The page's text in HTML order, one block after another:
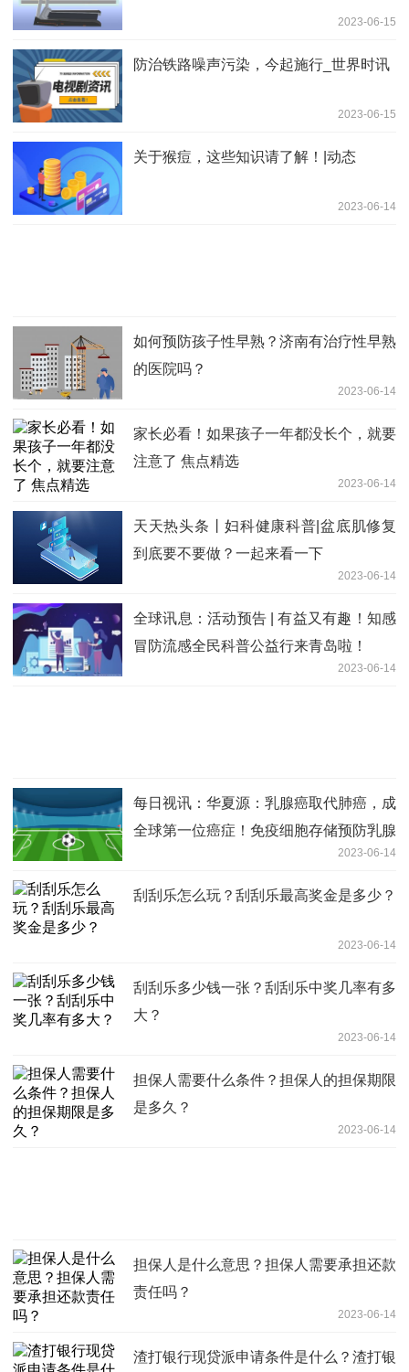
2023-06-15
防治铁路噪声污染，今起施行_世界时讯
2023-06-15
关于猴痘，这些知识请了解！|动态
2023-06-14
如何预防孩子性早熟？济南有治疗性早熟
的医院吗？
2023-06-14
家长必看！如果孩子一年都没长个，就要
注意了 焦点精选
2023-06-14
天天热头条丨妇科健康科普|盆底肌修复
到底要不要做？一起来看一下
2023-06-14
全球讯息：活动预告 | 有益又有趣！知感
冒防流感全民科普公益行来青岛啦！
2023-06-14
每日视讯：华夏源：乳腺癌取代肺癌，成
全球第一位癌症！免疫细胞存储预防乳腺
2023-06-14
刮刮乐怎么玩？刮刮乐最高奖金是多少？
2023-06-14
刮刮乐多少钱一张？刮刮乐中奖几率有多
大？
2023-06-14
担保人需要什么条件？担保人的担保期限
是多久？
2023-06-14
担保人是什么意思？担保人需要承担还款
责任吗？
2023-06-14
渣打银行现贷派申请条件是什么？渣打银